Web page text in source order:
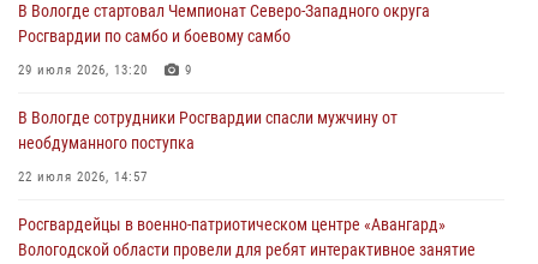
02 августа 2026, 10:37
Росгвардейцы в г. Соколе задержали несовершеннолетнего
31 июля 2026, 06:43
В Вологде стартовал Чемпионат Северо-Западного округа
29 июля 2026, 13:20
В Вологде стартовал Чемпионат Северо-Западного округа
Росгвардии по самбо и боевому самбо
29 июля 2026, 13:20 9
В Вологде сотрудники Росгвардии спасли мужчину от
необдуманного поступка
22 июля 2026, 14:57
Росгвардейцы в военно-патриотическом центре «Авангард»
Вологодской области провели для ребят интерактивное занятие